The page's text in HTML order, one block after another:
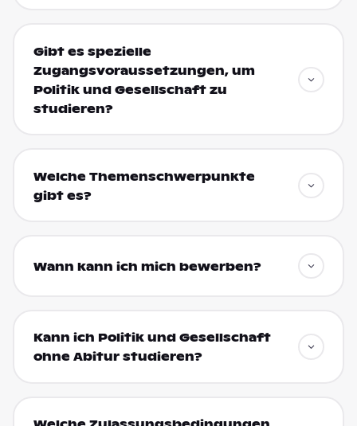
Gibt es spezielle
Zugangsvoraussetzungen, um
Politik und Gesellschaft zu
studieren?
Welche Themenschwerpunkte
gibt es?
Wann kann ich mich bewerben?
Kann ich Politik und Gesellschaft
ohne Abitur studieren?